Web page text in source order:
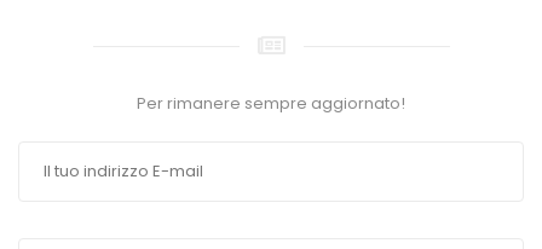
Per rimanere sempre aggiornato!